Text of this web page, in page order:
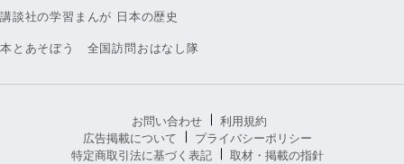
講談社の学習まんが 日本の歴史
本とあそぼう 全国訪問おはなし隊
お問い合わせ
利用規約
広告掲載について
プライバシーポリシー
特定商取引法に基づく表記
取材・掲載の指針